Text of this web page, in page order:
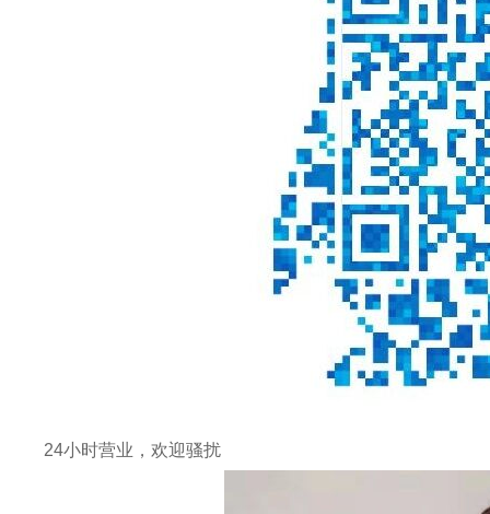
24小时营业，欢迎骚扰